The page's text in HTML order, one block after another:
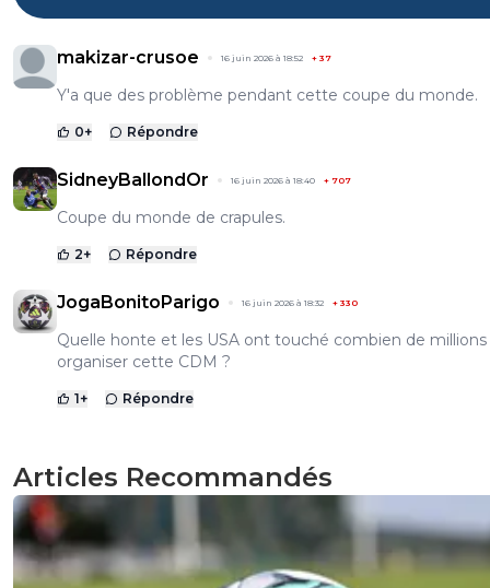
makizar-crusoe 16 juin 2026 à 18:52 + 37
Y'a que des problème pendant cette coupe du monde.
0+ Répondre
SidneyBallondOr 16 juin 2026 à 18:40 + 707
Coupe du monde de crapules.
2+ Répondre
JogaBonitoParigo 16 juin 2026 à 18:32 + 330
Quelle honte et les USA ont touché combien de
organiser cette CDM ?
1+ Répondre
Articles Recommandés